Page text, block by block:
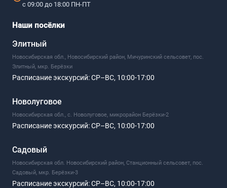
с 09:00 до 18:00 ПН-ПТ
Наши посёлки
Элитный
Новосибирская обл., Новосибирский район, Мичуринский сельсовет, пос.
Элитный, мкр. Берёзки
Расписание экскурсий:СР–ВС, 10:00-17:00
Новолуговое
Новосибирская обл., с. Новолуговое, микрорайон Берёзки-2
Расписание экскурсий:СР–ВС, 10:00-17:00
Садовый
Новосибирская обл. Новосибирский район, Станционный сельсовет, пос.
Садовый, мкр. Берёзки-3
Расписание экскурсий:СР–ВС, 10:00-17:00